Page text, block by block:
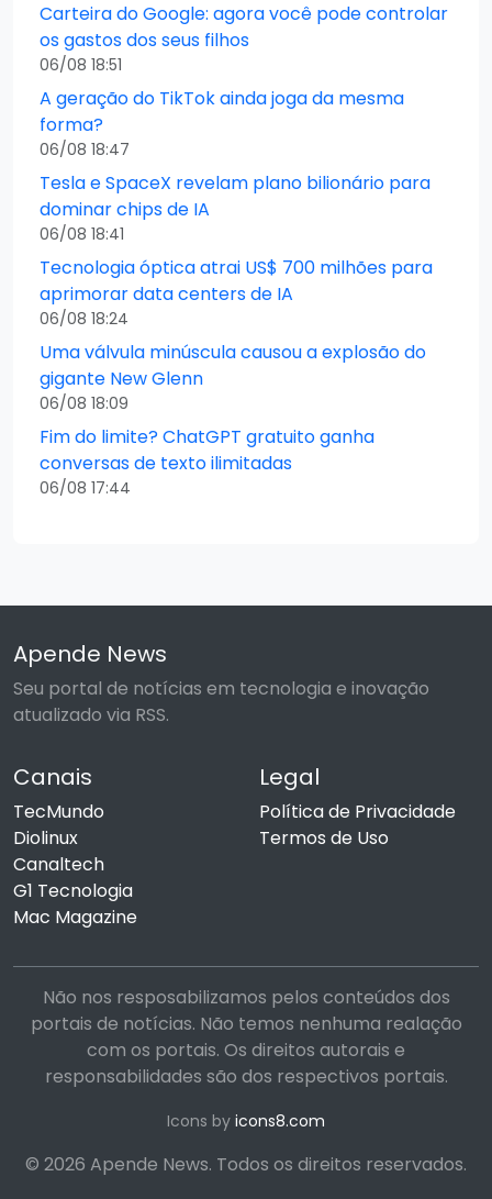
Carteira do Google: agora você pode controlar
os gastos dos seus filhos
06/08 18:51
A geração do TikTok ainda joga da mesma
forma?
06/08 18:47
Tesla e SpaceX revelam plano bilionário para
dominar chips de IA
06/08 18:41
Tecnologia óptica atrai US$ 700 milhões para
aprimorar data centers de IA
06/08 18:24
Uma válvula minúscula causou a explosão do
gigante New Glenn
06/08 18:09
Fim do limite? ChatGPT gratuito ganha
conversas de texto ilimitadas
06/08 17:44
Apende News
Seu portal de notícias em tecnologia e inovação
atualizado via RSS.
Canais
TecMundo
Diolinux
Canaltech
G1 Tecnologia
Mac Magazine
Legal
Política de Privacidade
Termos de Uso
Não nos resposabilizamos pelos conteúdos dos
portais de notícias. Não temos nenhuma realação
com os portais. Os direitos autorais e
responsabilidades são dos respectivos portais.
Icons by icons8.com
© 2026 Apende News. Todos os direitos reservados.